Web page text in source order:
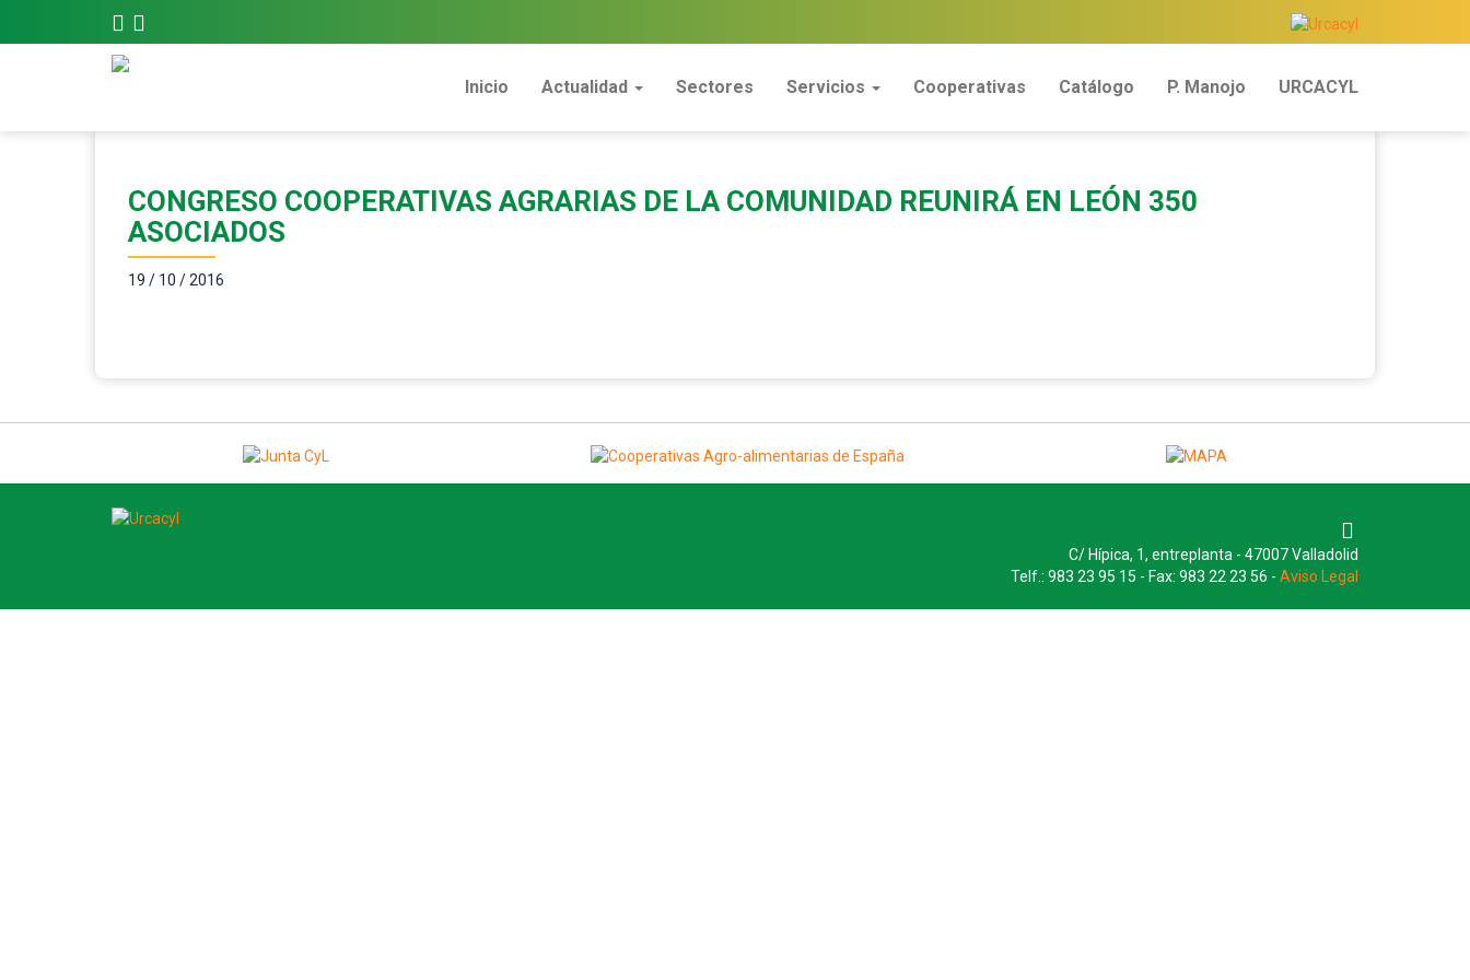
Inicio Actualidad Sectores Servicios Cooperativas Catálogo P. Manojo URCACYL
CONGRESO COOPERATIVAS AGRARIAS DE LA COMUNIDAD REUNIRÁ EN LEÓN 350
ASOCIADOS
19 / 10 / 2016
C/ Hípica, 1, entreplanta - 47007 Valladolid
Telf.: 983 23 95 15 - Fax: 983 22 23 56 - Aviso Legal